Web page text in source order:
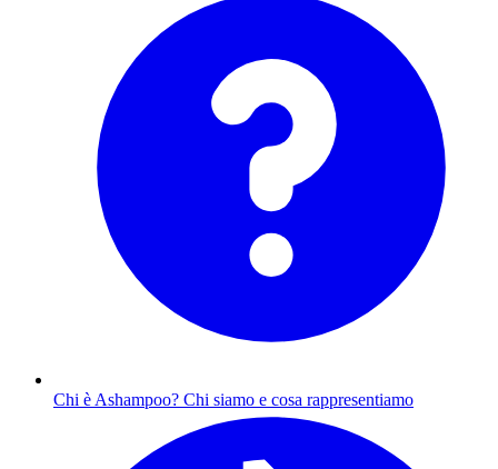
Chi è Ashampoo? Chi siamo e cosa rappresentiamo